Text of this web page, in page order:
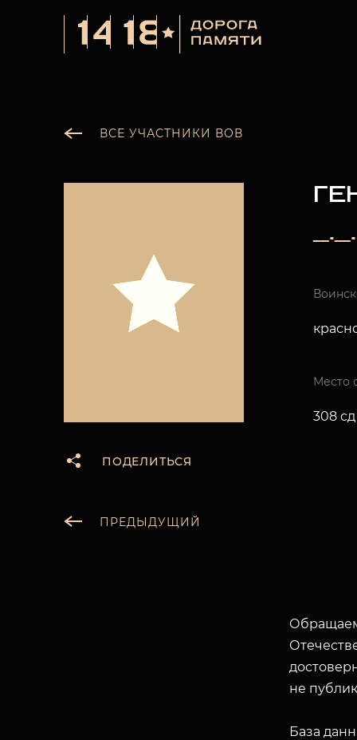
ВСЕ УЧАСТНИКИ ВОВ
ПОДЕЛИТЬСЯ
Место
308 сд
ПРЕДЫДУЩИЙ
не
База